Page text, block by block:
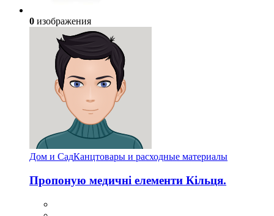
0 изображения
Дом и СадКанцтовары и расходные материалы
Пропоную медичні елементи Кільця.